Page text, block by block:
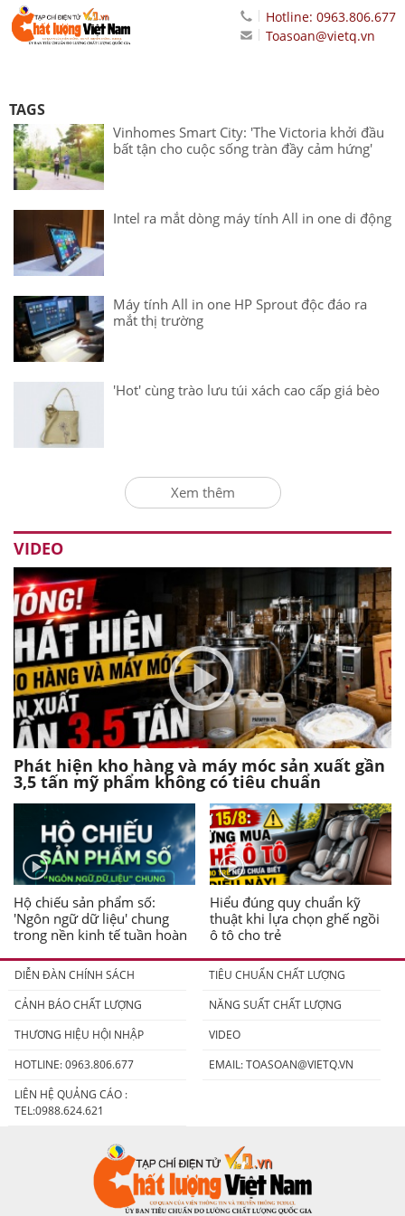
Hotline: 0963.806.677
Toasoan@vietq.vn
TAGS
Vinhomes Smart City: 'The Victoria khởi đầu
bất tận cho cuộc sống tràn đầy cảm hứng'
Intel ra mắt dòng máy tính All in one di động
Máy tính All in one HP Sprout độc đáo ra
mắt thị trường
'Hot' cùng trào lưu túi xách cao cấp giá bèo
Xem thêm
VIDEO
Phát hiện kho hàng và máy móc sản xuất gần
3,5 tấn mỹ phẩm không có tiêu chuẩn
Hộ chiếu sản phẩm số:
'Ngôn ngữ dữ liệu' chung
trong nền kinh tế tuần hoàn
Hiểu đúng quy chuẩn kỹ
thuật khi lựa chọn ghế ngồi
ô tô cho trẻ
DIỄN ĐÀN CHÍNH SÁCH
TIÊU CHUẨN CHẤT LƯỢNG
CẢNH BÁO CHẤT LƯỢNG
NĂNG SUẤT CHẤT LƯỢNG
THƯƠNG HIỆU HỘI NHẬP
VIDEO
HOTLINE: 0963.806.677
EMAIL:TOASOAN@VIETQ.VN
LIÊN HỆ QUẢNG CÁO :
TEL:0988.624.621